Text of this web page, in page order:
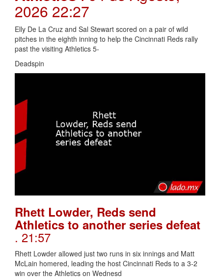
2026 22:27
Elly De La Cruz and Sal Stewart scored on a pair of wild
pitches in the eighth inning to help the Cincinnati Reds rally
past the visiting Athletics 5-
Deadspin
Rhett Lowder, Reds send
Athletics to another series defeat
. 21:57
Rhett Lowder allowed just two runs in six innings and Matt
McLain homered, leading the host Cincinnati Reds to a 3-2
win over the Athletics on Wednesd